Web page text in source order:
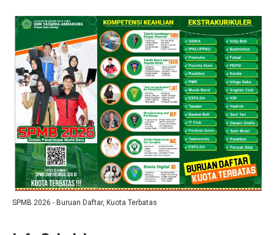
SPMB 2026 - Buruan Daftar, Kuota Terbatas